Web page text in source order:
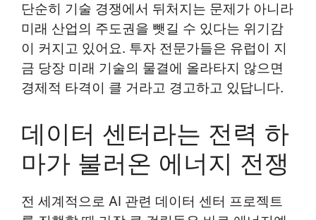
단순히 기술 경쟁에서 뒤처지는 문제가 아니라
미래 산업의 주도권을 뺏길 수 있다는 위기감
이 커지고 있어요. 투자 전문가들은 유럽이 지
금 당장 미래 기술의 물결에 올라타지 않으면
경제적 타격이 클 거라고 경고하고 있답니다.
데이터 센터라는 전력 하
마가 불러온 에너지 전쟁
전 세계적으로 AI 관련 데이터 센터 프로젝트